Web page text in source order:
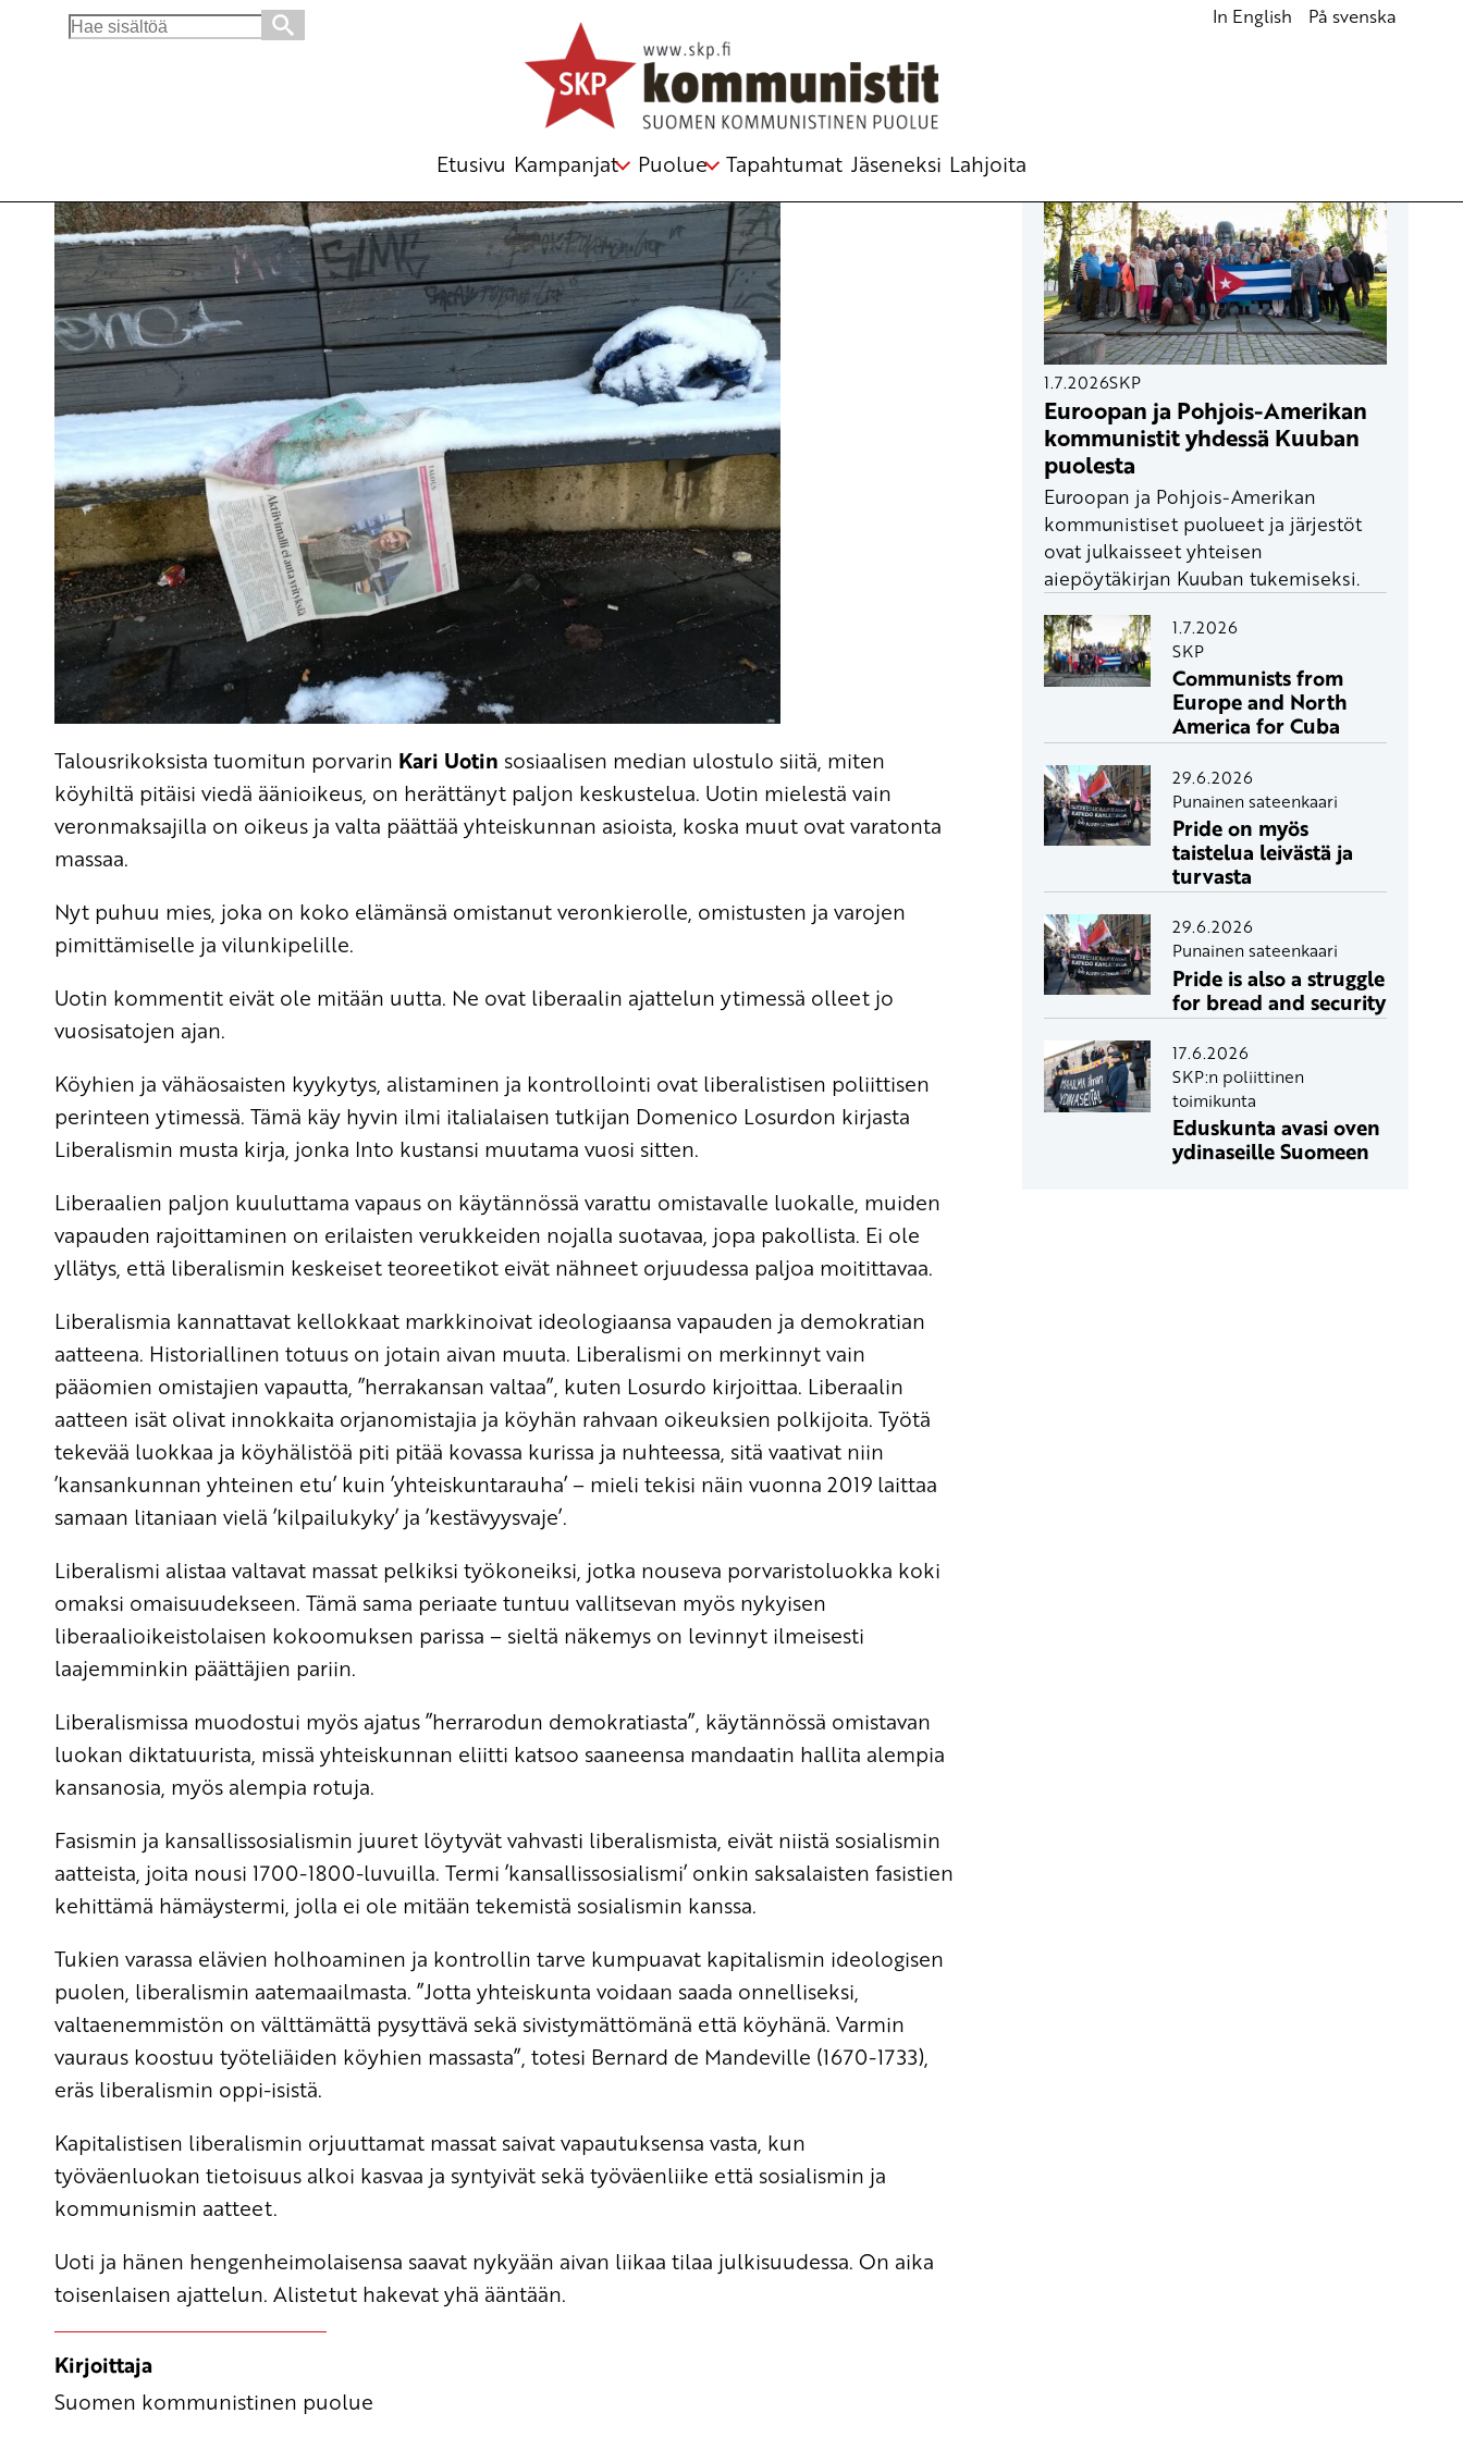
Search
In English På svenska
Etusivu Kampanjat Puolue Tapahtumat Jäseneksi Lahjoita
Talousrikoksista tuomitun porvarin Kari Uotin sosiaalisen median ulostulo siitä, miten
köyhiltä pitäisi viedä äänioikeus, on herättänyt paljon keskustelua. Uotin mielestä vain
veronmaksajilla on oikeus ja valta päättää yhteiskunnan asioista, koska muut ovat varatonta
massaa.
Nyt puhuu mies, joka on koko elämänsä omistanut veronkierolle, omistusten ja varojen
pimittämiselle ja vilunkipelille.
Uotin kommentit eivät ole mitään uutta. Ne ovat liberaalin ajattelun ytimessä olleet jo
vuosisatojen ajan.
Köyhien ja vähäosaisten kyykytys, alistaminen ja kontrollointi ovat liberalistisen poliittisen
perinteen ytimessä. Tämä käy hyvin ilmi italialaisen tutkijan Domenico Losurdon kirjasta
Liberalismin musta kirja, jonka Into kustansi muutama vuosi sitten.
Liberaalien paljon kuuluttama vapaus on käytännössä varattu omistavalle luokalle, muiden
vapauden rajoittaminen on erilaisten verukkeiden nojalla suotavaa, jopa pakollista. Ei ole
yllätys, että liberalismin keskeiset teoreetikot eivät nähneet orjuudessa paljoa moitittavaa.
Liberalismia kannattavat kellokkaat markkinoivat ideologiaansa vapauden ja demokratian
aatteena. Historiallinen totuus on jotain aivan muuta. Liberalismi on merkinnyt vain
pääomien omistajien vapautta, ”herrakansan valtaa”, kuten Losurdo kirjoittaa. Liberaalin
aatteen isät olivat innokkaita orjanomistajia ja köyhän rahvaan oikeuksien polkijoita. Työtä
tekevää luokkaa ja köyhälistöä piti pitää kovassa kurissa ja nuhteessa, sitä vaativat niin
’kansankunnan yhteinen etu’ kuin ’yhteiskuntarauha’ – mieli tekisi näin vuonna 2019 laittaa
samaan litaniaan vielä ’kilpailukyky’ ja ’kestävyysvaje’.
Liberalismi alistaa valtavat massat pelkiksi työkoneiksi, jotka nouseva porvaristoluokka koki
omaksi omaisuudekseen. Tämä sama periaate tuntuu vallitsevan myös nykyisen
liberaalioikeistolaisen kokoomuksen parissa – sieltä näkemys on levinnyt ilmeisesti
laajemminkin päättäjien pariin.
Liberalismissa muodostui myös ajatus ”herrarodun demokratiasta”, käytännössä omistavan
luokan diktatuurista, missä yhteiskunnan eliitti katsoo saaneensa mandaatin hallita alempia
kansanosia, myös alempia rotuja.
Fasismin ja kansallissosialismin juuret löytyvät vahvasti liberalismista, eivät niistä sosialismin
aatteista, joita nousi 1700-1800-luvuilla. Termi ’kansallissosialismi’ onkin saksalaisten fasistien
kehittämä hämäystermi, jolla ei ole mitään tekemistä sosialismin kanssa.
Tukien varassa elävien holhoaminen ja kontrollin tarve kumpuavat kapitalismin ideologisen
puolen, liberalismin aatemaailmasta. ”Jotta yhteiskunta voidaan saada onnelliseksi,
valtaenemmistön on välttämättä pysyttävä sekä sivistymättömänä että köyhänä. Varmin
vauraus koostuu työteliäiden köyhien massasta”, totesi Bernard de Mandeville (1670-1733),
eräs liberalismin oppi-isistä.
Kapitalistisen liberalismin orjuuttamat massat saivat vapautuksensa vasta, kun
työväenluokan tietoisuus alkoi kasvaa ja syntyivät sekä työväenliike että sosialismin ja
kommunismin aatteet.
Uoti ja hänen hengenheimolaisensa saavat nykyään aivan liikaa tilaa julkisuudessa. On aika
toisenlaisen ajattelun. Alistetut hakevat yhä ääntään.
Kirjoittaja
Suomen kommunistinen puolue
1.7.2026SKP
Euroopan ja Pohjois-Amerikan
kommunistit yhdessä Kuuban
puolesta
Euroopan ja Pohjois-Amerikan
kommunistiset puolueet ja järjestöt
ovat julkaisseet yhteisen
aiepöytäkirjan Kuuban tukemiseksi.
1.7.2026
SKP
Communists from
Europe and North
America for Cuba
29.6.2026
Punainen sateenkaari
Pride on myös
taistelua leivästä ja
turvasta
29.6.2026
Punainen sateenkaari
Pride is also a struggle
for bread and security
17.6.2026
SKP:n poliittinen
toimikunta
Eduskunta avasi oven
ydinaseille Suomeen